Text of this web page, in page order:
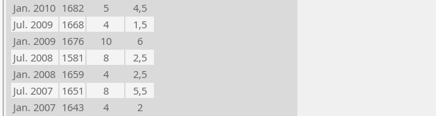
Jan. 2010 1682 5
4,5
Jul. 2009
1668 4
1,5
Jan. 2009 1676 10
6
Jul. 2008
1581 8
2,5
Jan. 2008 1659 4
2,5
Jul. 2007
1651 8
5,5
Jan. 2007 1643 4
2